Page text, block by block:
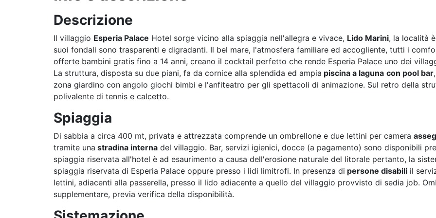
Descrizione
Il villaggio Esperia Palace Hotel sorge vicino alla spiaggia nell'allegra e vivace, Lido Marini, la località
suoi fondali sono trasparenti e digradanti. Il bel mare, l'atmosfera familiare ed accogliente, tutti i
offerte bambini gratis fino a 14 anni, creano il cocktail perfetto che rende Esperia Palace uno dei
La struttura, disposta su due piani, fa da cornice alla splendida ed ampia piscina a laguna con pool bar
zona giardino con angolo giochi bimbi e l'anfiteatro per gli spettacoli di animazione. Sul retro della
polivalente di tennis e calcetto.
Spiaggia
Di sabbia a circa 400 mt, privata e attrezzata comprende un ombrellone e due lettini per camera
tramite una stradina interna del villaggio. Bar, servizi igienici, docce (a pagamento) sono disponibili
spiaggia riservata all'hotel è ad esaurimento a causa dell'erosione naturale del litorale pertanto, la
spiaggia riservata di Esperia Palace oppure presso i lidi limitrofi. In presenza di persone disabili il
lettini, adiacenti alla passerella, presso il lido adiacente a quello del villaggio provvisto di sedia job.
supplementare, previa verifica della disponibilità.